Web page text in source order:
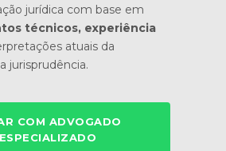
jurídica com base em
técnicos, experiência
atuais da
jurisprudência.
COM ADVOGADO
ESPECIALIZADO